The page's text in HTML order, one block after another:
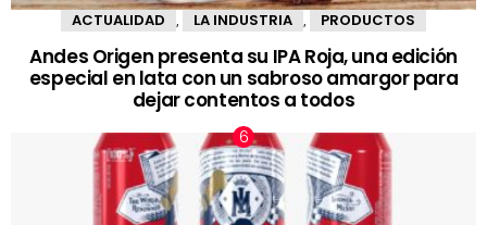
ACTUALIDAD LA INDUSTRIA PRODUCTOS
Andes Origen presenta su IPA Roja, una edición
especial en lata con un sabroso amargor para
dejar contentos a todos